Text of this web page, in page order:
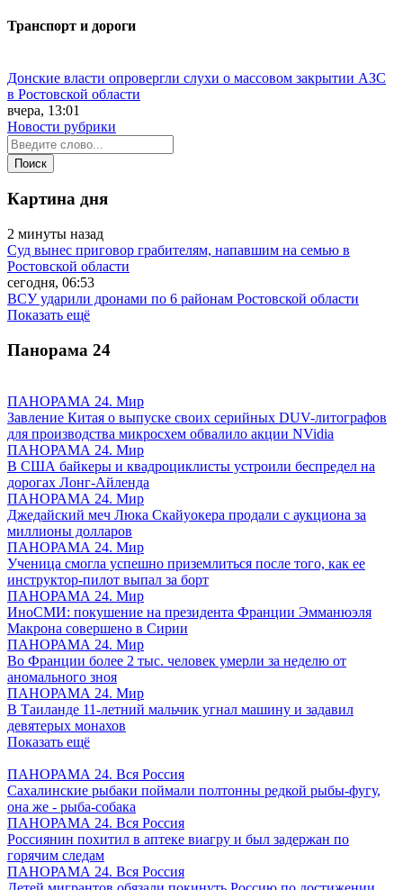
Транспорт и дороги
Донские власти опровергли слухи о массовом закрытии АЗС
в Ростовской области
вчера, 13:01
Новости рубрики
Картина дня
2 минуты назад
Суд вынес приговор грабителям, напавшим на семью в
Ростовской области
сегодня, 06:53
ВСУ ударили дронами по 6 районам Ростовской области
Показать ещё
Панорама 24
ПАНОРАМА 24. Мир
Завление Китая о выпуске своих серийных DUV-литографов
для производства микросхем обвалило акции NVidia
ПАНОРАМА 24. Мир
В США байкеры и квадроциклисты устроили беспредел на
дорогах Лонг-Айленда
ПАНОРАМА 24. Мир
Джедайский меч Люка Скайуокера продали с аукциона за
миллионы долларов
ПАНОРАМА 24. Мир
Ученица смогла успешно приземлиться после того, как ее
инструктор-пилот выпал за борт
ПАНОРАМА 24. Мир
ИноСМИ: покушение на президента Франции Эмманюэля
Макрона совершено в Сирии
ПАНОРАМА 24. Мир
Во Франции более 2 тыс. человек умерли за неделю от
аномального зноя
ПАНОРАМА 24. Мир
В Таиланде 11-летний мальчик угнал машину и задавил
девятерых монахов
Показать ещё
ПАНОРАМА 24. Вся Россия
Сахалинские рыбаки поймали полтонны редкой рыбы-фугу,
она же - рыба-собака
ПАНОРАМА 24. Вся Россия
Россиянин похитил в аптеке виагру и был задержан по
горячим следам
ПАНОРАМА 24. Вся Россия